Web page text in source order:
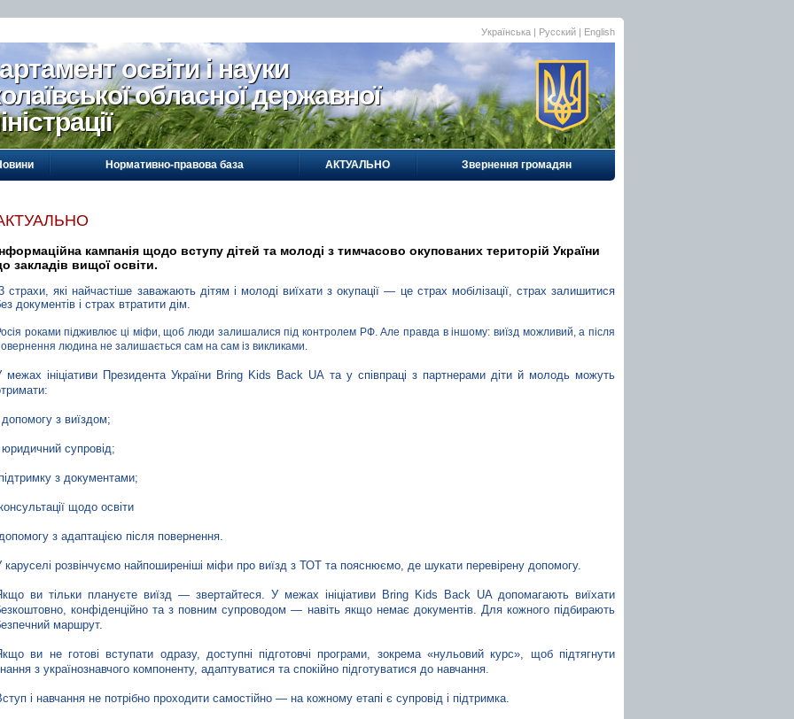
Українська | Русский | English
освіти і науки
обласної державної
Нормативно-правова база АКТУАЛЬНО Звернення громадян
кампанія щодо вступу дітей та молоді з тимчасово окупованих територій України
закладів вищої освіти.
страхи, які найчастіше заважають дітям і молоді виїхати з окупації — це страх мобілізації, страх залишитися
документів і страх втратити дім.
роками підживлює ці міфи, щоб люди залишалися під контролем РФ. Але правда в іншому: виїзд можливий, а після
людина не залишається сам на сам із викликами.
межах ініціативи Президента України Bring Kids Back UA та у співпраці з партнерами діти й молодь можуть
з виїздом;
супровід;
з документами;
щодо освіти
з адаптацією після повернення.
каруселі розвінчуємо найпоширеніші міфи про виїзд з ТОТ та пояснюємо, де шукати перевірену допомогу.
ви тільки плануєте виїзд — звертайтеся. У межах ініціативи Bring Kids Back UA допомагають виїхати
конфіденційно та з повним супроводом — навіть якщо немає документів. Для кожного підбирають
маршрут.
ви не готові вступати одразу, доступні підготовчі програми, зокрема «нульовий курс», щоб підтягнути
з українознавчого компоненту, адаптуватися та спокійно підготуватися до навчання.
і навчання не потрібно проходити самостійно — на кожному етапі є супровід і підтримка.